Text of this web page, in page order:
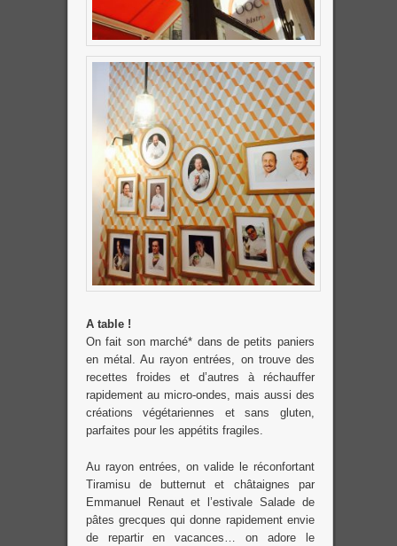
A table !
On fait son marché* dans de petits paniers
en métal. Au rayon entrées, on trouve des
recettes froides et d’autres à réchauffer
rapidement au micro-ondes, mais aussi des
créations végétariennes et sans gluten,
parfaites pour les appétits fragiles.
Au rayon entrées, on valide le réconfortant
Tiramisu de butternut et châtaignes par
Emmanuel Renaut et l’estivale Salade de
pâtes grecques qui donne rapidement envie
de repartir en vacances… on adore le